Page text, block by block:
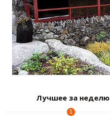
Лучшее за неделю
1